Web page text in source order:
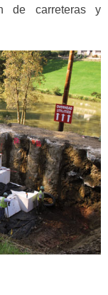
de carreteras y